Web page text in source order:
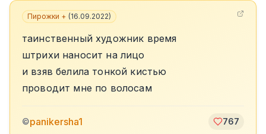
Пирожки + (16.09.2022)
таинственный художник время
штрихи наносит на лицо
и взяв белила тонкой кистью
проводит мне по волосам
©panikersha1 767